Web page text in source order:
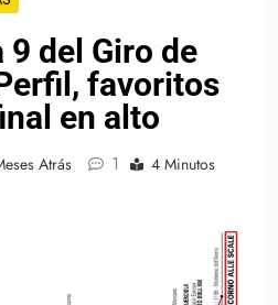
9 del Giro de
favoritos
en alto
Atrás 1 4 Minutos